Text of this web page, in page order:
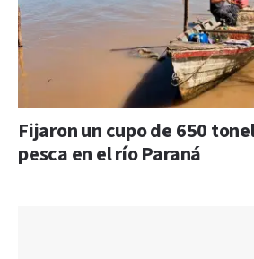
Fijaron un cupo de 650
pesca en el río Paraná